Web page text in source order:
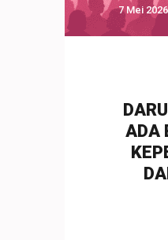
7 Mei 2026
ADA